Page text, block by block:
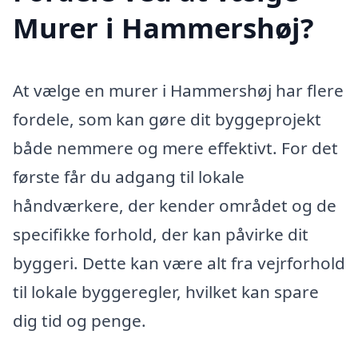
Murer i Hammershøj?
At vælge en murer i Hammershøj har flere
fordele, som kan gøre dit byggeprojekt
både nemmere og mere effektivt. For det
første får du adgang til lokale
håndværkere, der kender området og de
specifikke forhold, der kan påvirke dit
byggeri. Dette kan være alt fra vejrforhold
til lokale byggeregler, hvilket kan spare
dig tid og penge.